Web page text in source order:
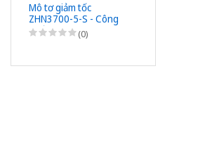
Mô tơ giảm tốc
ZHN3700-5-S - Công
suất 3700W (5HP) - 1/5
- Chân đế - 3Pha
(0)